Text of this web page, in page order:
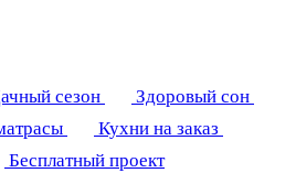
сезон
Здоровый сон
Кухни на заказ
Бесплатный проект